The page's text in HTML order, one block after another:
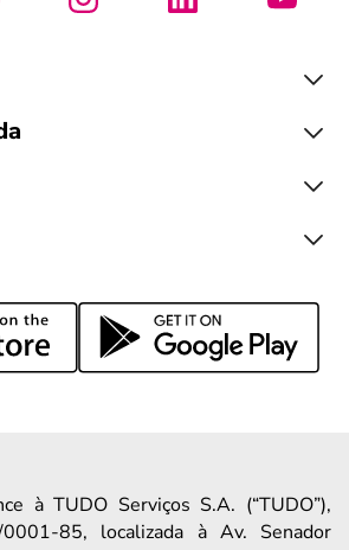
à TUDO Serviços S.A. (“TUDO”),
0001-85, localizada à Av. Senador